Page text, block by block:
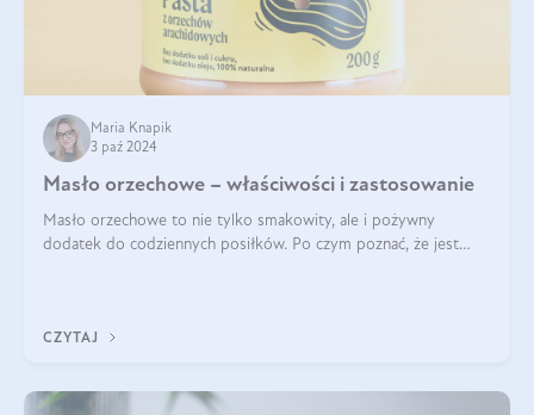
Maria Knapik
3 paź 2024
Masło orzechowe – właściwości i zastosowanie
Masło orzechowe to nie tylko smakowity, ale i pożywny
dodatek do codziennych posiłków. Po czym poznać, że jest
CZYTAJ